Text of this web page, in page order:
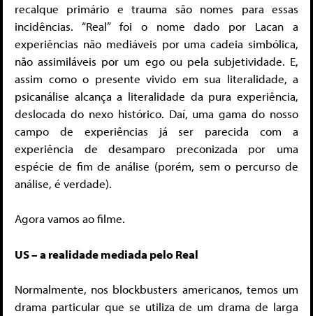
recalque primário e trauma são nomes para essas
incidências. “Real” foi o nome dado por Lacan a
experiências não mediáveis por uma cadeia simbólica,
não assimiláveis por um ego ou pela subjetividade. E,
assim como o presente vivido em sua literalidade, a
psicanálise alcança a literalidade da pura experiência,
deslocada do nexo histórico. Daí, uma gama do nosso
campo de experiências já ser parecida com a
experiência de desamparo preconizada por uma
espécie de fim de análise (porém, sem o percurso de
análise, é verdade).
Agora vamos ao filme.
US – a realidade mediada pelo Real
Normalmente, nos blockbusters americanos, temos um
drama particular que se utiliza de um drama de larga